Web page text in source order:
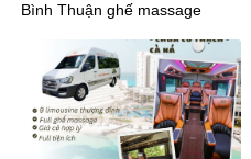
Bình Thuận ghế massage